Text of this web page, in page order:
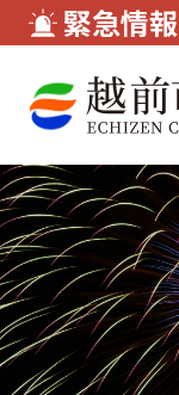
緊急情報